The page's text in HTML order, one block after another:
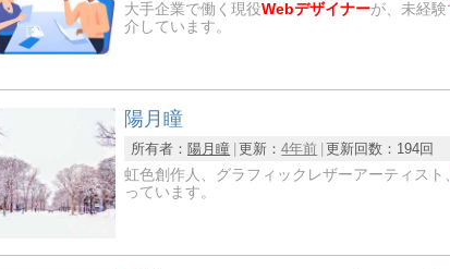
大手企業で働く現役Webデザイナーが、未経験
介しています。
陽月瞳
所有者： 陽月瞳 更新：4年前 更新回数： 194回
虹色創作人、グラフィックレザーアーティスト
っています。